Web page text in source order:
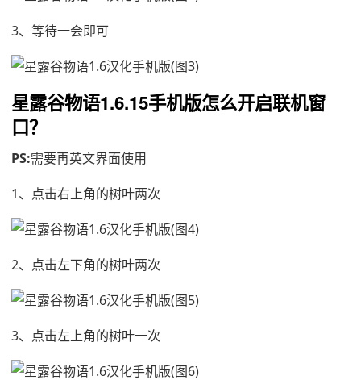
3、等待一会即可
星露谷物语1.6.15手机版怎么开启联机窗
口？
PS:需要再英文界面使用
1、点击右上角的树叶两次
2、点击左下角的树叶两次
3、点击左上角的树叶一次